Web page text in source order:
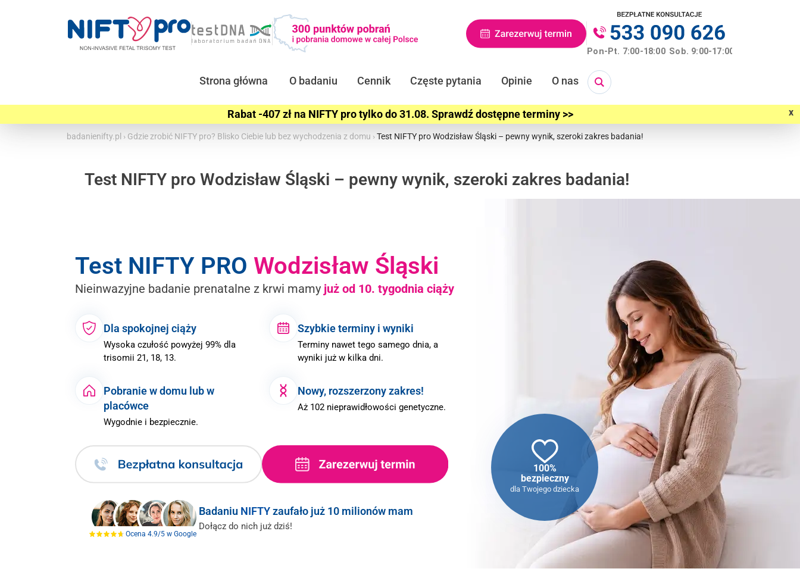
Strona główna O badaniu Cennik Częste pytania Opinie O nas
Rabat -407 zł na NIFTY pro tylko do 31.08. Sprawdź dostępne terminy >> x
badanienifty.pl › Gdzie zrobić NIFTY pro? Blisko Ciebie lub bez wychodzenia z domu ›Test NIFTY pro Wodzisław Śląski – pewny wynik, szeroki zakres badania!
Test NIFTY pro Wodzisław Śląski – pewny wynik, szeroki zakres badania!
Test NIFTY PRO Wodzisław Śląski
Nieinwazyjne badanie prenatalne z krwi mamy już od 10. tygodnia ciąży
Dla spokojnej ciąży
Wysoka czułość powyżej 99% dla
trisomii 21, 18, 13.
Szybkie terminy i wyniki
Terminy nawet tego samego dnia, a
wyniki już w kilka dni.
Pobranie w domu lub w
placówce
Wygodnie i bezpiecznie.
Nowy, rozszerzony zakres!
Aż 102 nieprawidłowości genetyczne.
Ocena 4.9/5 w Google
Badaniu NIFTYzaufało już 10 milionów mam
Dołącz do nich już dziś!
100%
bezpieczny
dla Twojego dziecka